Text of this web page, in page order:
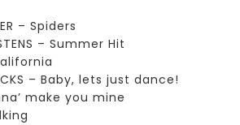
– Spiders
– Summer Hit
– Baby, lets just dance!
make you mine